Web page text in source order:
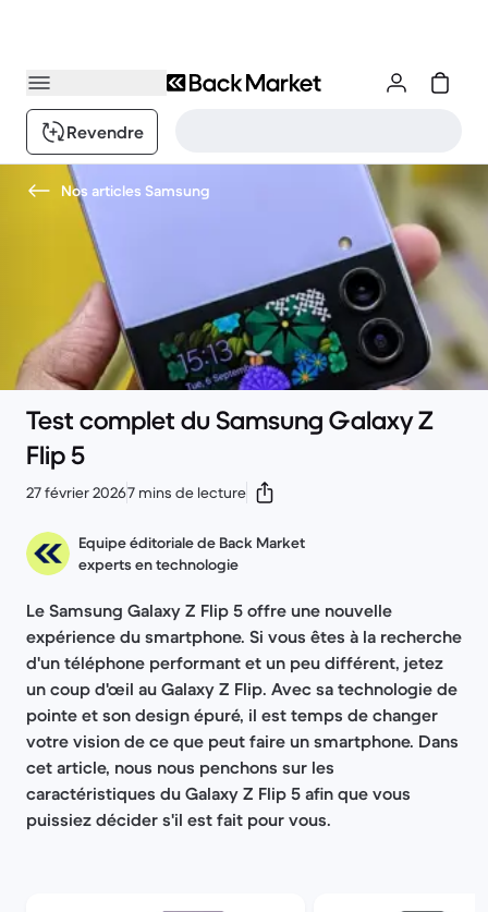
Revendre
Nos articles Samsung
Test complet du Samsung Galaxy Z
Flip 5
27 février 20267 mins de lecture
Equipe éditoriale de Back Market
experts en technologie
Le Samsung Galaxy Z Flip 5 offre une nouvelle
expérience du smartphone. Si vous êtes à la recherche
d'un téléphone performant et un peu différent, jetez
un coup d'œil au Galaxy Z Flip. Avec sa technologie de
pointe et son design épuré, il est temps de changer
votre vision de ce que peut faire un smartphone. Dans
cet article, nous nous penchons sur les
caractéristiques du Galaxy Z Flip 5 afin que vous
puissiez décider s'il est fait pour vous.